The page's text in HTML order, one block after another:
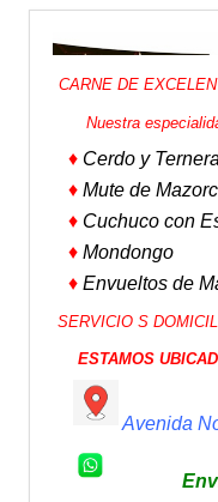
CARNE DE
Nuestra
♦ Cerdo y
♦Mute de
♦ Cuchuco con
♦Mondongo
♦Envueltos de
SERVICIO S
ESTAMOS
Avenida